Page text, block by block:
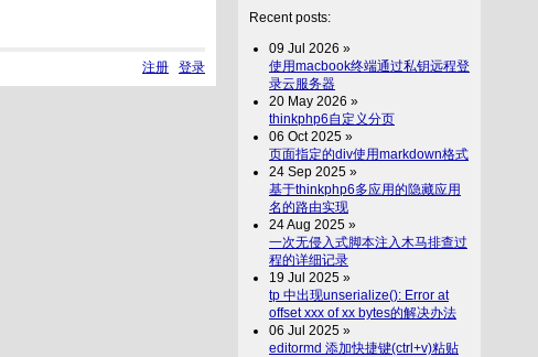
Recent posts:
09 Jul 2026 »
使用macbook终端通过私钥远程登
录云服务器
20 May 2026 »
thinkphp6自定义分页
06 Oct 2025 »
页面指定的div使用markdown格式
24 Sep 2025 »
基于thinkphp6多应用的隐藏应用
名的路由实现
24 Aug 2025 »
一次无侵入式脚本注入木马排查过
程的详细记录
19 Jul 2025 »
tp 中出现unserialize(): Error at
offset xxx of xx bytes的解决办法
06 Jul 2025 »
editormd 添加快捷键(ctrl+v)粘贴
注册 登录